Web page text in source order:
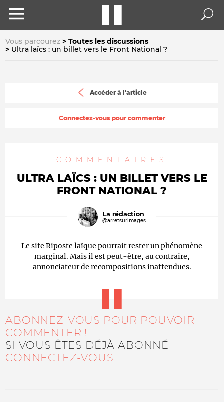
Vous parcourez
Toutes les discussions
Ultra laïcs : un billet vers le Front National ?
Accéder à l'article
Connectez-vous pour commenter
COMMENTAIRES
ULTRA LAÏCS : UN BILLET VERS LE
FRONT NATIONAL ?
La rédaction
@arretsurimages
Le site Riposte laïque pourrait rester un phénomène
marginal. Mais il est peut-être, au contraire,
annonciateur de recompositions inattendues.
ABONNEZ-VOUS POUR POUVOIR
COMMENTER !
SI VOUS ÊTES DÉJÀ ABONNÉ
CONNECTEZ-VOUS